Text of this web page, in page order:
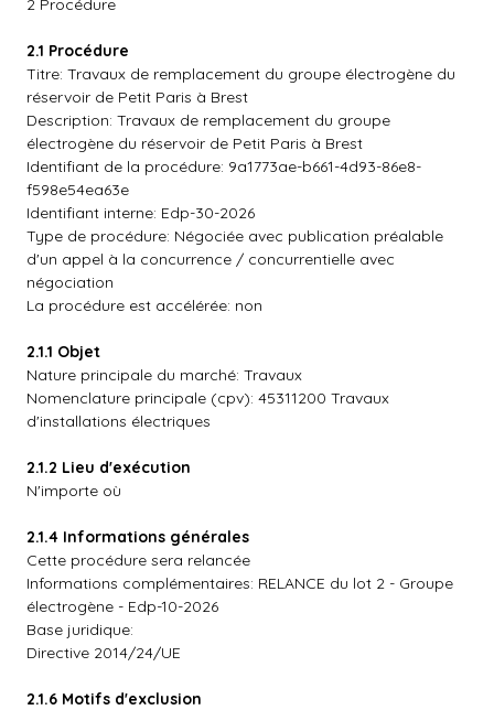
2 Procédure
2.1 Procédure
Titre: Travaux de remplacement du groupe électrogène du
réservoir de Petit Paris à Brest
Description: Travaux de remplacement du groupe
électrogène du réservoir de Petit Paris à Brest
Identifiant de la procédure: 9a1773ae-b661-4d93-86e8-
f598e54ea63e
Identifiant interne: Edp-30-2026
Type de procédure: Négociée avec publication préalable
d'un appel à la concurrence / concurrentielle avec
négociation
La procédure est accélérée: non
2.1.1 Objet
Nature principale du marché: Travaux
Nomenclature principale (cpv): 45311200 Travaux
d'installations électriques
2.1.2 Lieu d'exécution
N'importe où
2.1.4 Informations générales
Cette procédure sera relancée
Informations complémentaires: RELANCE du lot 2 - Groupe
électrogène - Edp-10-2026
Base juridique:
Directive 2014/24/UE
2.1.6 Motifs d'exclusion